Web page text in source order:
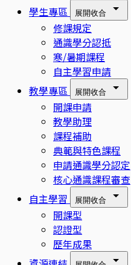
學生專區
展開收合
修課規定
通識學分認抵
寒/暑期課程
自主學習申請
教學專區
展開收合
開課申請
教學助理
課程補助
典範與特色課程
申請通識學分認定
核心通識課程審查
自主學習
展開收合
開課型
認證型
歷年成果